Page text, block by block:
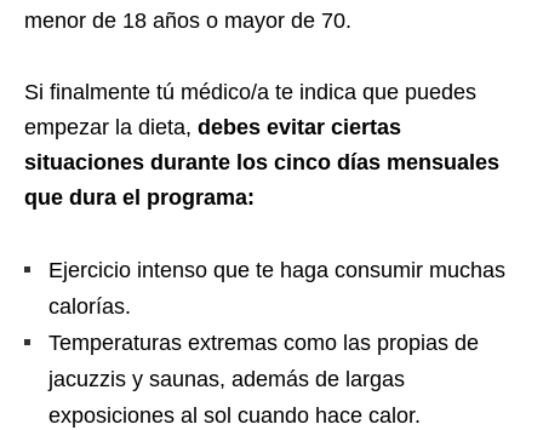
menor de 18 años o mayor de 70.
Si finalmente tú médico/a te indica que puedes
empezar la dieta, debes evitar ciertas
situaciones durante los cinco días mensuales
que dura el programa:
Ejercicio intenso que te haga consumir muchas
calorías.
Temperaturas extremas como las propias de
jacuzzis y saunas, además de largas
exposiciones al sol cuando hace calor.